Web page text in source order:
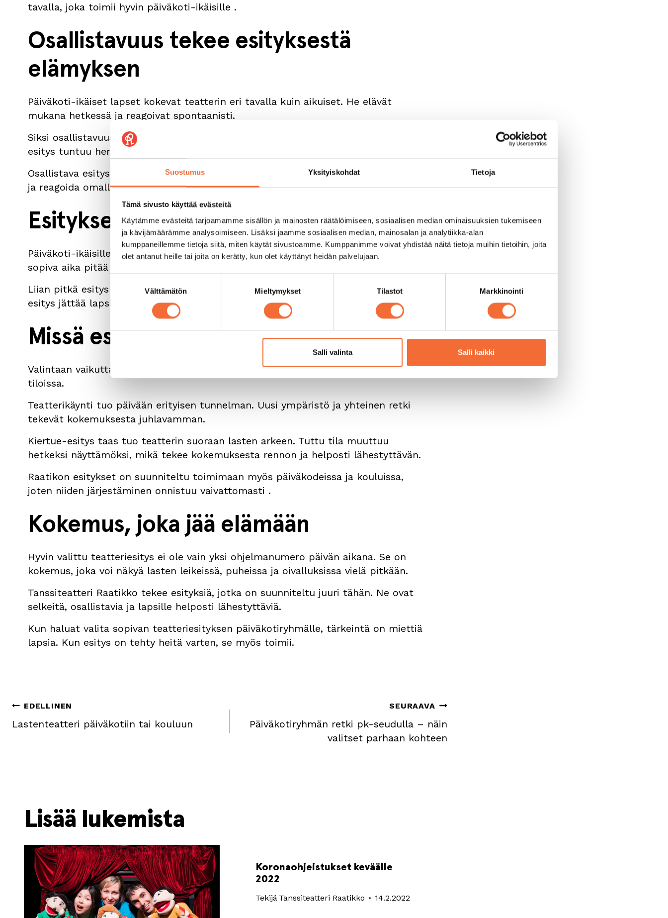
Suostumus Yksityiskohdat Tietoja
Tämä sivusto käyttää evästeitä
Käytämme evästeitä tarjoamamme sisällön ja mainosten räätälöimiseen, sosiaalisen median ominaisuuksien tukemiseen
ja kävijämäärämme analysoimiseen. Lisäksi jaamme sosiaalisen median, mainosalan ja analytiikka-alan
kumppaneillemme tietoja siitä, miten käytät sivustoamme. Kumppanimme voivat yhdistää näitä tietoja muihin tietoihin, joita
olet antanut heille tai joita on kerätty, kun olet käyttänyt heidän palvelujaan.
Välttämätön Mieltymykset Tilastot Markkinointi
Salli valinta Salli kaikki
tavalla, joka toimii hyvin päiväkoti-ikäisille .
Osallistavuus tekee esityksestä
elämyksen
Päiväkoti-ikäiset lapset kokevat teatterin eri tavalla kuin aikuiset. He elävät
mukana hetkessä ja reagoivat spontaanisti.
Siksi osallistavuus on tärkeää. Kun lapset saavat nauraa, jännittää ja olla mukana,
esitys tuntuu henkilökohtaisemmalta.
Osallistava esitys ei vaadi lapsilta mitään erityistä. Riittää, että he saavat olla läsnä
ja reagoida omalla tavallaan.
Esityksen kesto vaikuttaa paljon
Päiväkoti-ikäisille sopiva esityksen kesto on yleensä noin 30–45 minuuttia. Se on
sopiva aika pitää huomio mukana ilman, että keskittyminen alkaa hiipua.
Liian pitkä esitys voi tuntua raskaalta, vaikka sisältö olisi hyvä. Sopivan mittainen
esitys jättää lapsille hyvän tunteen ja onnistuneen kokemuksen.
Missä esitys nähdään
Valintaan vaikuttaa myös se, nähdäänkö esitys teatterissa vai päiväkodin omissa
tiloissa.
Teatterikäynti tuo päivään erityisen tunnelman. Uusi ympäristö ja yhteinen retki
tekevät kokemuksesta juhlavamman.
Kiertue-esitys taas tuo teatterin suoraan lasten arkeen. Tuttu tila muuttuu
hetkeksi näyttämöksi, mikä tekee kokemuksesta rennon ja helposti lähestyttävän.
Raatikon esitykset on suunniteltu toimimaan myös päiväkodeissa ja kouluissa,
joten niiden järjestäminen onnistuu vaivattomasti .
Kokemus, joka jää elämään
Hyvin valittu teatteriesitys ei ole vain yksi ohjelmanumero päivän aikana. Se on
kokemus, joka voi näkyä lasten leikeissä, puheissa ja oivalluksissa vielä pitkään.
Tanssiteatteri Raatikko tekee esityksiä, jotka on suunniteltu juuri tähän. Ne ovat
selkeitä, osallistavia ja lapsille helposti lähestyttäviä.
Kun haluat valita sopivan teatteriesityksen päiväkotiryhmälle, tärkeintä on miettiä
lapsia. Kun esitys on tehty heitä varten, se myös toimii.
Artikkelien
EDELLINEN
Lastenteatteri päiväkotiin tai kouluun
SEURAAVA
Päiväkotiryhmän retki pk-seudulla – näin
valitset parhaan kohteen
Lisää lukemista
Koronaohjeistukset keväälle
2022
Tekijä Tanssiteatteri Raatikko 14.2.2022